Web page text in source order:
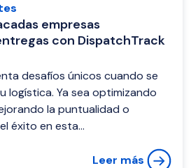
empresas
con DispatchTrack
desafíos únicos cuando se
logística. Ya sea optimizando
la puntualidad o
éxito en esta...
Leer más